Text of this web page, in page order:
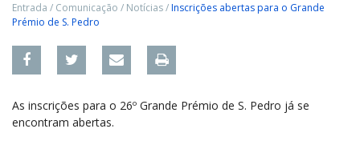
Entrada / Comunicação / Notícias/Inscrições abertas para o Grande
Prémio de S. Pedro
As inscrições para o 26º Grande Prémio de S. Pedro já se
encontram abertas.